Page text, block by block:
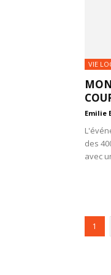
VIE
Emilie
des
avec
1